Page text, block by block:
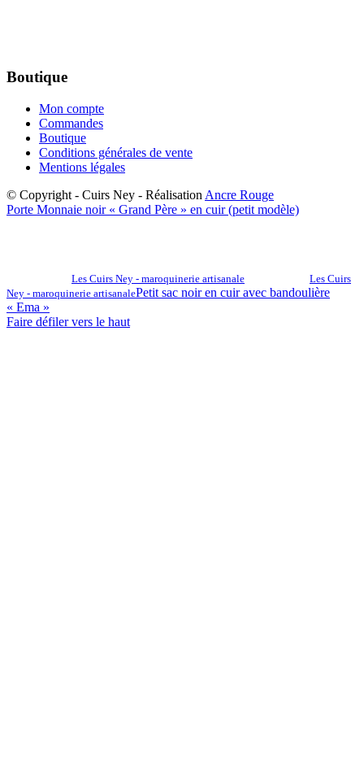
Boutique
Mon compte
Commandes
Boutique
Conditions générales de vente
Mentions légales
© Copyright - Cuirs Ney - Réalisation Ancre Rouge
Porte Monnaie noir « Grand Père » en cuir (petit modèle)
Les Cuirs Ney - maroquinerie artisanale
Les Cuirs
Ney - maroquinerie artisanalePetit sac noir en cuir avec bandoulière
« Ema »
Faire défiler vers le haut